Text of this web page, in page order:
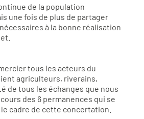
de la population
une fois de plus de partager
à la bonne réalisation
tous les acteurs du
agriculteurs, riverains,
de tous les échanges que nous
des 6 permanences qui se
cadre de cette concertation.